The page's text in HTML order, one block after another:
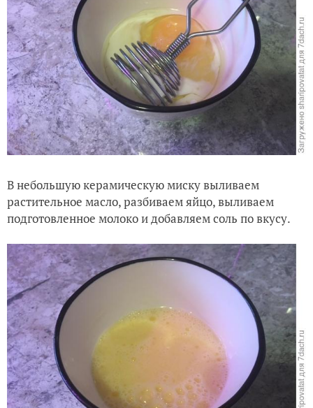
В небольшую керамическую миску выливаем
растительное масло, разбиваем яйцо, выливаем
подготовленное молоко и добавляем соль по вкусу.